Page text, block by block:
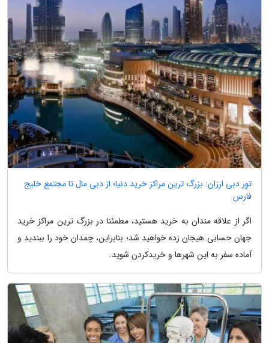
تور دبی ارزان: بزرگ ترین مراکز خرید دنیا؛ از دبی مال تا مجتمع خلیج
فارس
اگر از علاقه مندان به خرید هستید، مطمئنا در بزرگ ترین مراکز خرید
جهان حسابی هیجان زده خواهید شد؛ بنابراین، چمدان خود را ببندید و
آماده سفر به این شهرها و خریدکردن شوید.